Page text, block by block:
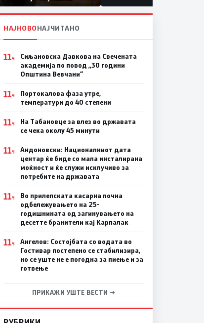
првачиња помалку
НАЈНОВОНАЈЧИТАНО
11Ч
Сиљановска Давкова на Свечената
академија по повод „30 години
Општина Вевчани“
11Ч
Портокалова фаза утре,
температури до 40 степени
11Ч
На Табановце за влез во државата
се чека околу 45 минути
11Ч
Андоновски: Националниот дата
центар ќе биде со мала инсталирана
моќност и ќе служи исклучиво за
потребите на државата
11Ч
Во прилепската касарна почна
одбележувањето на 25-
годишнината од загинувањето на
десетте бранители кај Карпалак
11Ч
Ангелов: Состојбата со водата во
Гостивар постепено се стабилизира,
но се уште не е погодна за пиење и за
готвење
ПРИКАЖИ УШТЕ ВЕСТИ →